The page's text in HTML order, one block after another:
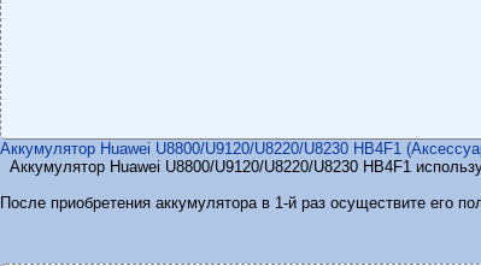
Аккумулятор Huawei U8800/U9120/U8220/U8230 HB4F1
Аккумулятор Huawei U8800/U9120/U8220/U8230 HB4F1
После приобретения аккумулятора в 1-й раз осуществите его